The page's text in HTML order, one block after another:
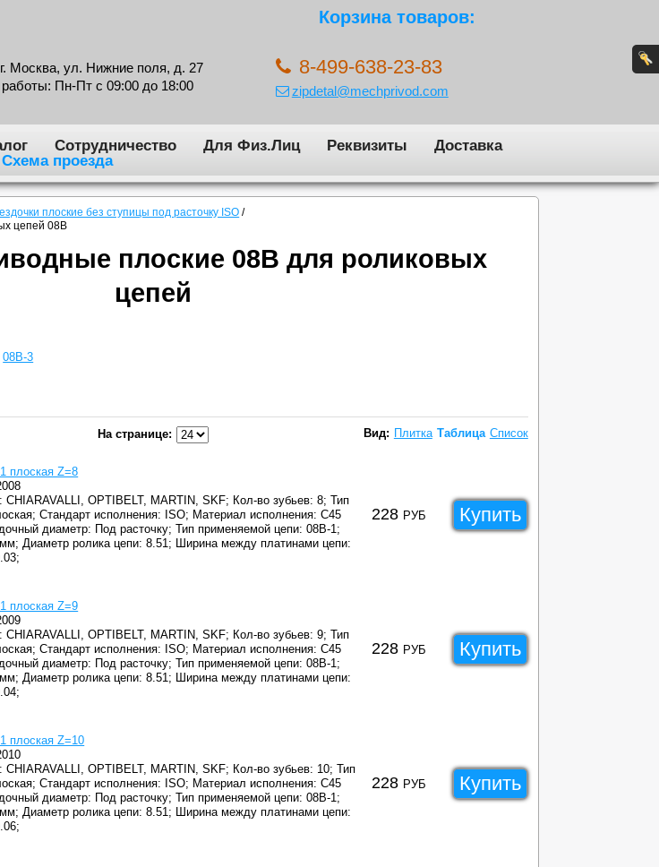
Корзина товаров:
Москва, ул. Нижние поля, д. 27
Пн-Пт с 09:00 до 18:00
8-499-638-23-83
zipdetal@mechprivod.com
Сотрудничество Для Физ.Лиц Реквизиты
Доставка
Схема проезда
плоские без ступицы под расточку ISO /
цепей 08B
плоские 08B для роликовых
цепей
|08B-3
На странице: Вид: Плитка Таблица Список
плоская Z=8
CHIARAVALLI, OPTIBELT, MARTIN, SKF; Кол-во зубьев: 8; Тип
Стандарт исполнения: ISO; Материал исполнения: C45
диаметр: Под расточку; Тип применяемой цепи: 08B-1;
Диаметр ролика цепи: 8.51; Ширина между платинами цепи:
228 РУБ Купить
плоская Z=9
CHIARAVALLI, OPTIBELT, MARTIN, SKF; Кол-во зубьев: 9; Тип
Стандарт исполнения: ISO; Материал исполнения: C45
диаметр: Под расточку; Тип применяемой цепи: 08B-1;
Диаметр ролика цепи: 8.51; Ширина между платинами цепи:
228 РУБ Купить
плоская Z=10
CHIARAVALLI, OPTIBELT, MARTIN, SKF; Кол-во зубьев: 10; Тип
Стандарт исполнения: ISO; Материал исполнения: C45
диаметр: Под расточку; Тип применяемой цепи: 08B-1;
Диаметр ролика цепи: 8.51; Ширина между платинами цепи:
228 РУБ Купить